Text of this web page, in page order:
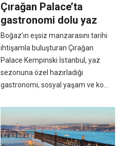
Çırağan Palace’ta
gastronomi dolu yaz
Boğaz’ın eşsiz manzarasını tarihi
ihtişamla buluşturan Çırağan
Palace Kempinski İstanbul, yaz
sezonuna özel hazırladığı
gastronomi, sosyal yaşam ve ko...